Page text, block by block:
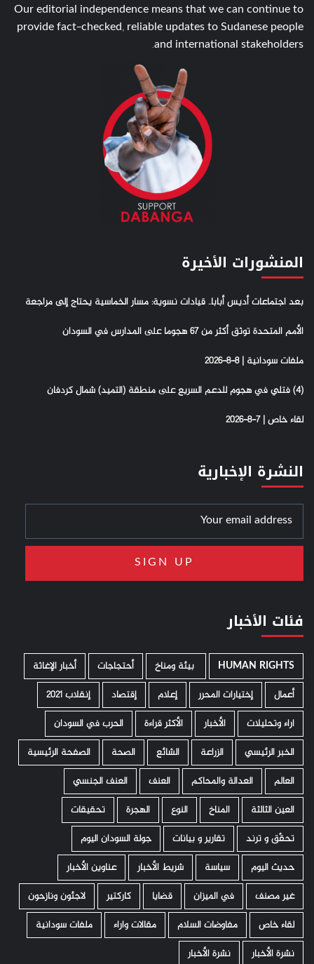
Our editorial independence means that we can continue to
provide fact-checked, reliable updates to Sudanese people
and international stakeholders.
المنشورات الأخيرة
بعد اجتماعات أديس أبابا.. قيادات نسوية: مسار الخماسية يحتاج إلى مراجعة
الأمم المتحدة توثق أكثر من 67 هجوما على المدارس في السودان
ملفات سودانية | 8-8-2026
(4) فتلي في هجوم للدعم السريع على منطقة (التميد) شمال كردفان
لقاء خاص | 7-8-2026
النشرة الإخبارية
فئات الأخبار
HUMAN RIGHTS ­ بيئة ومناخ أحتجاجات
أخبار الإغاثة
أعمال
إختيارات المحرر إعلام إقتصاد
إنقلاب 2021
اراء وتحليلات
الأخبار الأكثر قراءة
الحرب في السودان
الخبر الرئيسي
الزراعة الشائع الصحة
الصفحة الرئيسية
العالم
العدالة والمحاكم العنف
العنف الجنسي
العين الثالثة
المناخ النوع الهجرة
تحقيقات
تحقّق و ترند
تقارير و بيانات
جولة السودان اليوم
حديث اليوم
سياسة شريط الأخبار
عناوين الأخبار
غير مصنف
في الميزان قضايا كاركتير
لاجئون ونازحون
لقاء خاص
مفاوضات السلام مقالات واراء
ملفات سودانية
نشرة الأخبار
نشرة الأخبار